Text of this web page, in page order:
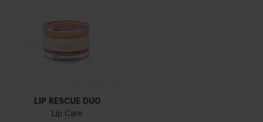
LIP RESCUE DUO
Lip Care